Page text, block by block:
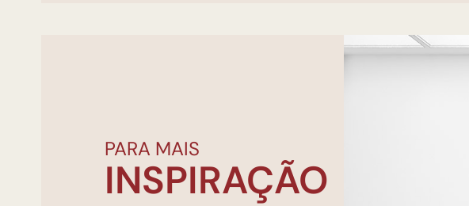
PARA MAIS
INSPIRAÇÃO